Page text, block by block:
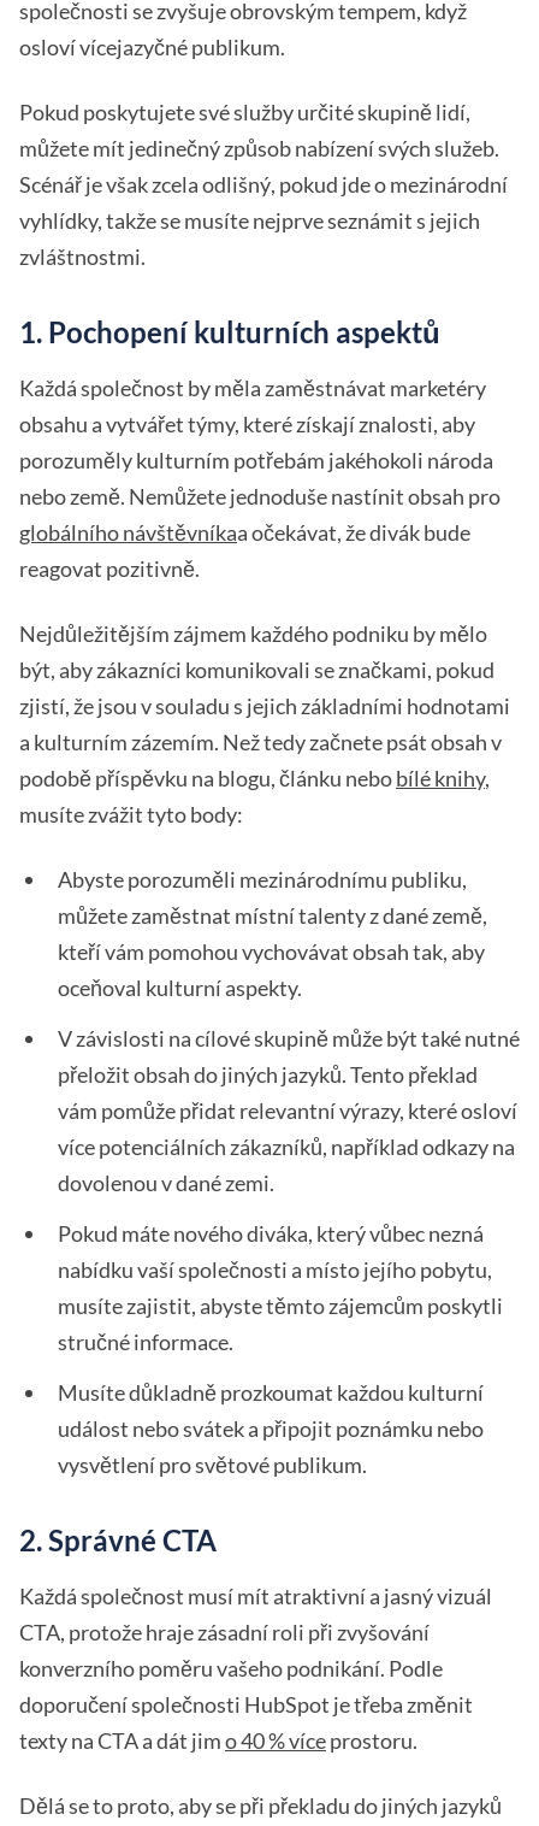
společnosti se zvyšuje obrovským tempem, když
osloví vícejazyčné publikum.
Pokud poskytujete své služby určité skupině lidí,
můžete mít jedinečný způsob nabízení svých služeb.
Scénář je však zcela odlišný, pokud jde o mezinárodní
vyhlídky, takže se musíte nejprve seznámit s jejich
zvláštnostmi.
1. Pochopení kulturních aspektů
Každá společnost by měla zaměstnávat marketéry
obsahu a vytvářet týmy, které získají znalosti, aby
porozuměly kulturním potřebám jakéhokoli národa
nebo země. Nemůžete jednoduše nastínit obsah pro
globálního návštěvníkaa očekávat, že divák bude
reagovat pozitivně.
Nejdůležitějším zájmem každého podniku by mělo
být, aby zákazníci komunikovali se značkami, pokud
zjistí, že jsou v souladu s jejich základními hodnotami
a kulturním zázemím. Než tedy začnete psát obsah v
podobě příspěvku na blogu, článku nebobílé knihy,
musíte zvážit tyto body:
Abyste porozuměli mezinárodnímu publiku,
můžete zaměstnat místní talenty z dané země,
kteří vám pomohou vychovávat obsah tak, aby
oceňoval kulturní aspekty.
V závislosti na cílové skupině může být také nutné
přeložit obsah do jiných jazyků. Tento překlad
vám pomůže přidat relevantní výrazy, které osloví
více potenciálních zákazníků, například odkazy na
dovolenou v dané zemi.
Pokud máte nového diváka, který vůbec nezná
nabídku vaší společnosti a místo jejího pobytu,
musíte zajistit, abyste těmto zájemcům poskytli
stručné informace.
Musíte důkladně prozkoumat každou kulturní
událost nebo svátek a připojit poznámku nebo
vysvětlení pro světové publikum.
2. Správné CTA
Každá společnost musí mít atraktivní a jasný vizuál
CTA, protože hraje zásadní roli při zvyšování
konverzního poměru vašeho podnikání. Podle
doporučení společnosti HubSpot je třeba změnit
texty na CTA a dát jimo 40 % víceprostoru.
Dělá se to proto, aby se při překladu do jiných jazyků